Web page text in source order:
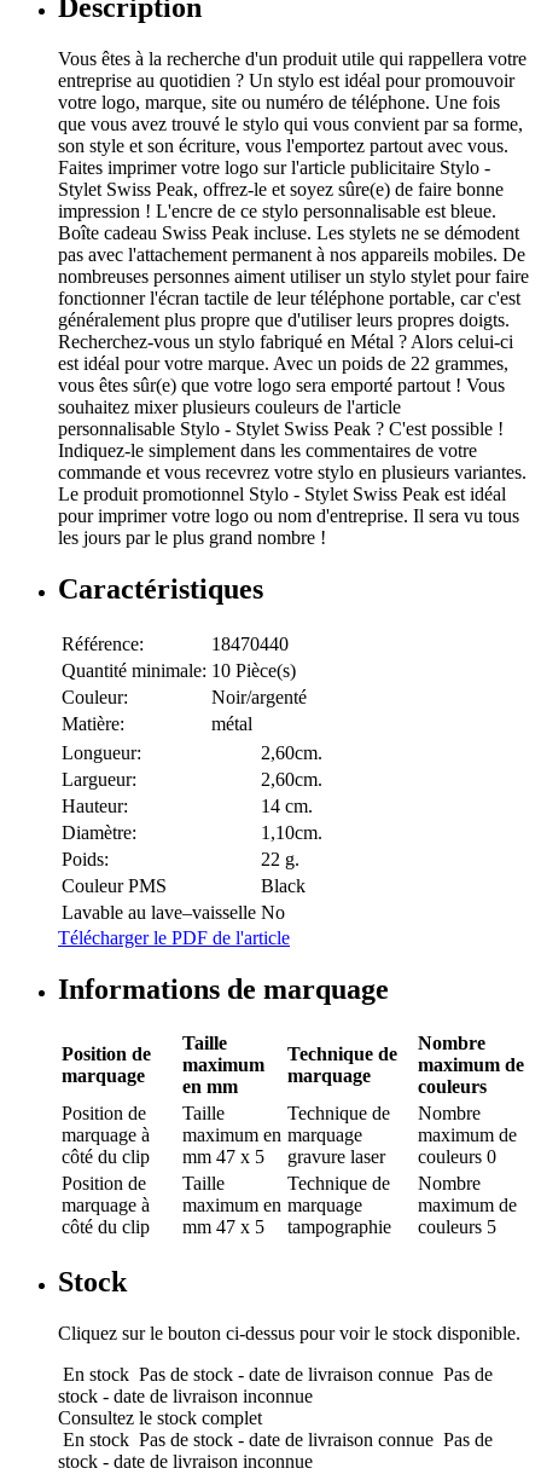
Description
Vous êtes à la recherche d'un produit utile qui rappellera votre
entreprise au quotidien ? Un stylo est idéal pour promouvoir
votre logo, marque, site ou numéro de téléphone. Une fois
que vous avez trouvé le stylo qui vous convient par sa forme,
son style et son écriture, vous l'emportez partout avec vous.
Faites imprimer votre logo sur l'article publicitaire Stylo -
Stylet Swiss Peak, offrez-le et soyez sûre(e) de faire bonne
impression ! L'encre de ce stylo personnalisable est bleue.
Boîte cadeau Swiss Peak incluse. Les stylets ne se démodent
pas avec l'attachement permanent à nos appareils mobiles. De
nombreuses personnes aiment utiliser un stylo stylet pour faire
fonctionner l'écran tactile de leur téléphone portable, car c'est
généralement plus propre que d'utiliser leurs propres doigts.
Recherchez-vous un stylo fabriqué en Métal ? Alors celui-ci
est idéal pour votre marque. Avec un poids de 22 grammes,
vous êtes sûr(e) que votre logo sera emporté partout ! Vous
souhaitez mixer plusieurs couleurs de l'article
personnalisable Stylo - Stylet Swiss Peak ? C'est possible !
Indiquez-le simplement dans les commentaires de votre
commande et vous recevrez votre stylo en plusieurs variantes.
Le produit promotionnel Stylo - Stylet Swiss Peak est idéal
pour imprimer votre logo ou nom d'entreprise. Il sera vu tous
les jours par le plus grand nombre !
Caractéristiques
Référence:
18470440
Quantité minimale: 10 Pièce(s)
Couleur:
Noir/argenté
Matière:
métal
Longueur:
2,60cm.
Largueur:
2,60cm.
Hauteur:
14 cm.
Diamètre:
1,10cm.
Poids:
22 g.
Couleur PMS
Black
Lavable au lave–vaisselle No
Télécharger le PDF de l'article
Informations de marquage
Position de
marquage
Taille
maximum
en mm
Technique de
marquage
Nombre
maximum de
couleurs
Position de
marquage à
côté du clip
Taille
maximum en
mm 47 x 5
Technique de
marquage
gravure laser
Nombre
maximum de
couleurs 0
Position de
marquage à
côté du clip
Taille
maximum en
mm 47 x 5
Technique de
marquage
tampographie
Nombre
maximum de
couleurs 5
Stock
Cliquez sur le bouton ci-dessus pour voir le stock disponible.
En stock Pas de stock - date de livraison connue Pas de
stock - date de livraison inconnue
Consultez le stock complet
En stock Pas de stock - date de livraison connue Pas de
stock - date de livraison inconnue